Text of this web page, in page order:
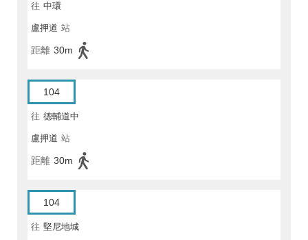
往 中環
盧押道 站
距離 30m
104
往 德輔道中
盧押道 站
距離 30m
104
往 堅尼地城